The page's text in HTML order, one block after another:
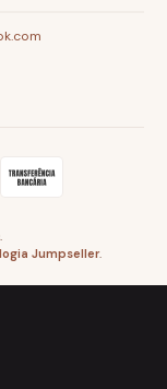
Jumpseller.